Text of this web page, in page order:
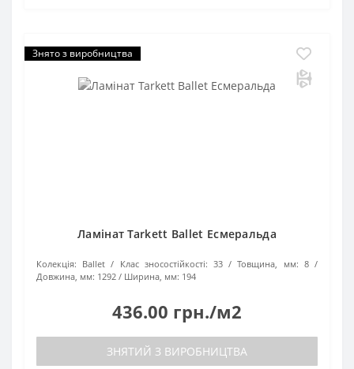
Знято з виробництва
Ламінат Tarkett Ballet Есмеральда
Колекція: Ballet Клас зносостійкості: 33 Товщина, мм: 8
Довжина, мм: 1292 Ширина, мм: 194
436.00 грн./м2
ЗНЯТИЙ З ВИРОБНИЦТВА